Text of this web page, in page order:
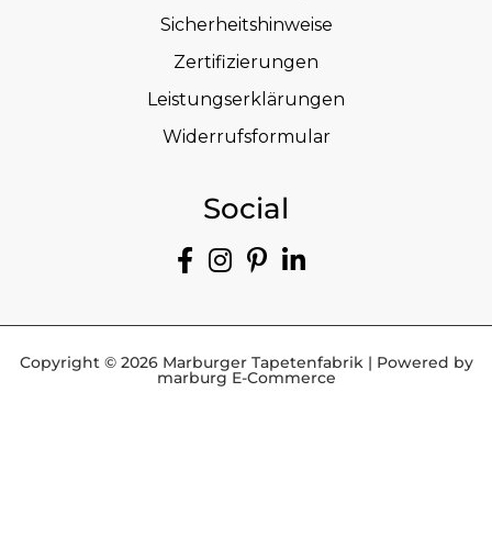
Sicherheitshinweise
Zertifizierungen
Leistungserklärungen
Widerrufsformular
Social
Copyright © 2026 Marburger Tapetenfabrik | Powered by
marburg E-Commerce